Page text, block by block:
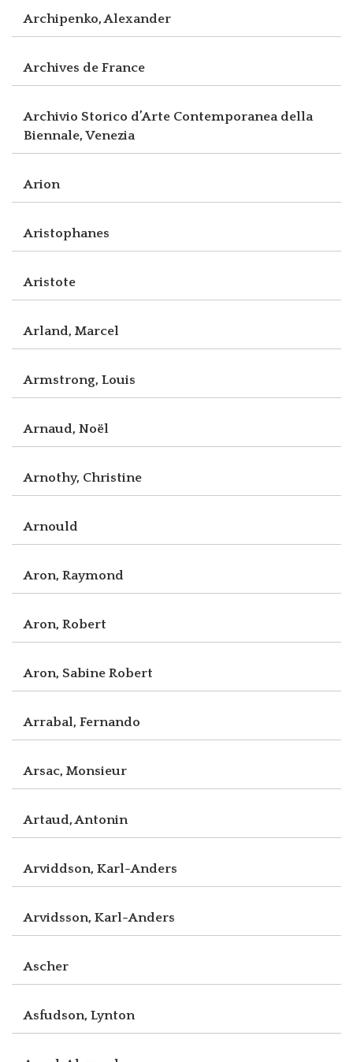
Archipenko, Alexander
Archives de France
Archivio Storico d’Arte Contemporanea della
Biennale, Venezia
Arion
Aristophanes
Aristote
Arland, Marcel
Armstrong, Louis
Arnaud, Noël
Arnothy, Christine
Arnould
Aron, Raymond
Aron, Robert
Aron, Sabine Robert
Arrabal, Fernando
Arsac, Monsieur
Artaud, Antonin
Arviddson, Karl-Anders
Arvidsson, Karl-Anders
Ascher
Asfudson, Lynton